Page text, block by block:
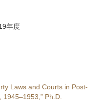
年度
Laws and Courts in Post-
Ph.D.